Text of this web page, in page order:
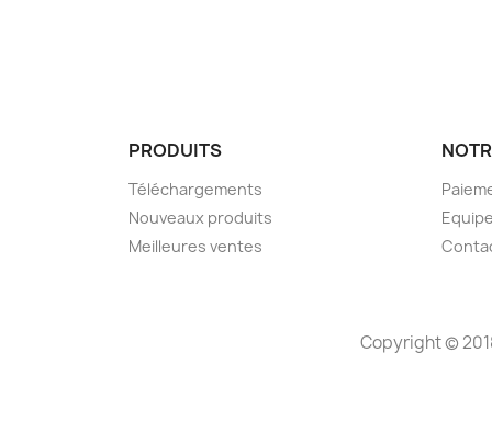
PRODUITS
Téléchargements
Nouveaux produits
Meilleures ventes
Copyright ©